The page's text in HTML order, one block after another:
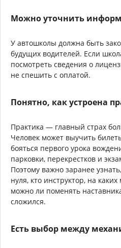
Можно уточнить
У автошколы должна быть
будущих водителей. Если
посмотреть сведения о
не спешить с оплатой.
Понятно, как устроена
Практика — главный страх
Человек может выучить
бояться первого урока
парковки, перекрестков и
Поэтому важно заранее
нуля, кто инструктор, на
можно ли поменять
сложился.
Есть выбор между